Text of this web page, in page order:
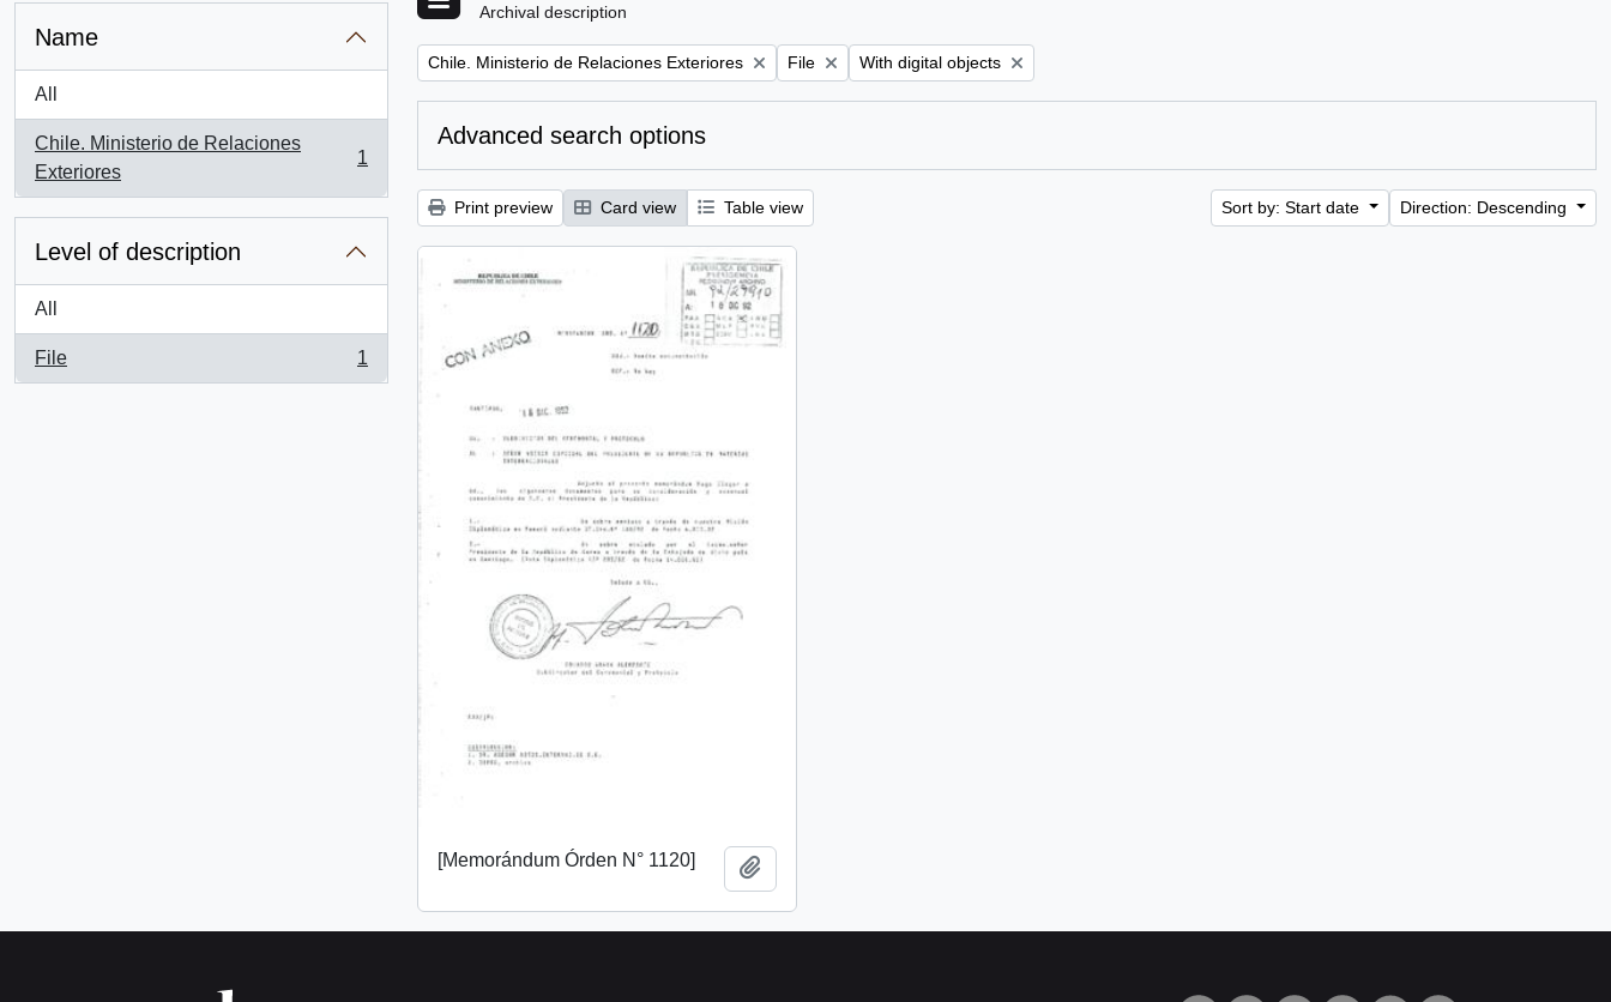
Name
All
Chile. Ministerio de Relaciones
Exteriores
, 1 results
1
Level of description
All
File
, 1 results
1
Archival description
Remove filter:
Chile. Ministerio de Relaciones Exteriores Remove filter:
File Remove filter:
With digital objects
Advanced search options
Print preview Card view Table view Sort by: Start date Direction: Descending
[Memorándum Órden N° 1120]